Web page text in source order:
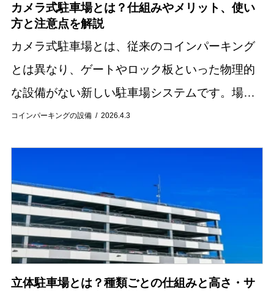
コインパーキングの設備 2026.4.3
カメラ式駐車場とは？仕組みやメリット、使い
方と注意点を解説
カメラ式駐車場とは、従来のコインパーキング
とは異なり、ゲートやロック板といった物理的
な設備がない新しい駐車場システムです。場内
に設置されたカメラが車両のナンバープレート
立体駐車場とは？種類ごとの仕組みと高さ・サ